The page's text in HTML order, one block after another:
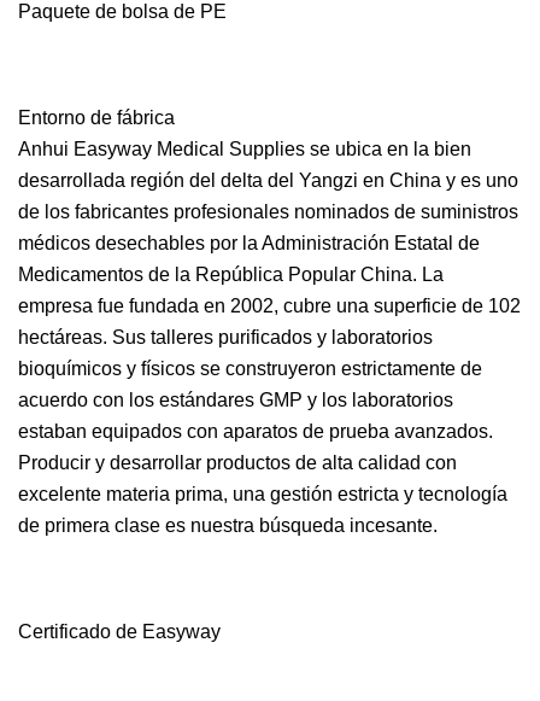
Paquete de bolsa de PE
Entorno de fábrica
Anhui Easyway Medical Supplies se ubica en la bien
desarrollada región del delta del Yangzi en China y es uno
de los fabricantes profesionales nominados de suministros
médicos desechables por la Administración Estatal de
Medicamentos de la República Popular China. La
empresa fue fundada en 2002, cubre una superficie de 102
hectáreas. Sus talleres purificados y laboratorios
bioquímicos y físicos se construyeron estrictamente de
acuerdo con los estándares GMP y los laboratorios
estaban equipados con aparatos de prueba avanzados.
Producir y desarrollar productos de alta calidad con
excelente materia prima, una gestión estricta y tecnología
de primera clase es nuestra búsqueda incesante.
Certificado de Easyway